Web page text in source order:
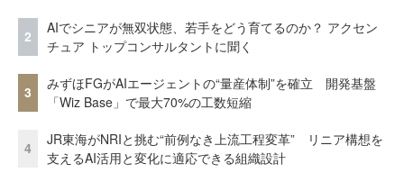
2
AIでシニアが無双状態、若手をどう育てるのか？ アクセン
チュア トップコンサルタントに聞く
3
みずほFGがAIエージェントの“量産体制”を確立 開発基盤
「Wiz Base」で最大70%の工数短縮
4
JR東海がNRIと挑む“前例なき上流工程変革” リニア構想を
支えるAI活用と変化に適応できる組織設計